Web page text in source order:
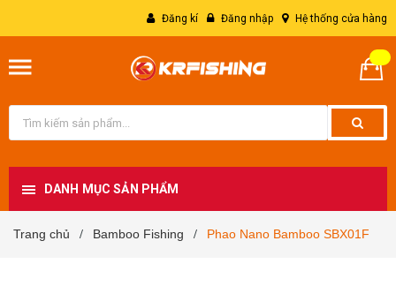
Đăng kí Đăng nhập Hệ thống cửa hàng
DANH MỤC SẢN PHẨM
Trang chủ / Bamboo Fishing / Phao Nano Bamboo SBX01F